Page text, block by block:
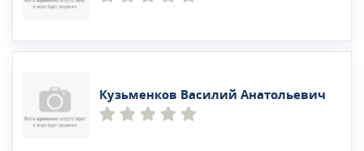
Кузьменков Василий Анатольевич